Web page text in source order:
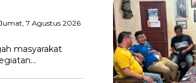
7 Agustus 2026
masyarakat